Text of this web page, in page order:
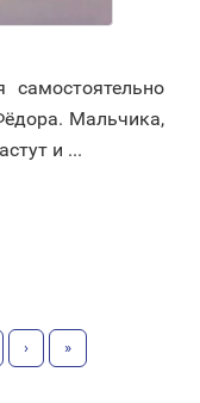
Мальчика,
и ...
› »